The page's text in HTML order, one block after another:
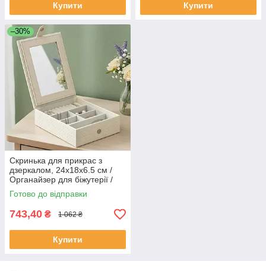
Купити Купити
–30%
Скринька для прикрас з
дзеркалом, 24x18x6.5 см /
Органайзер для біжутерії /
Шкатулка ювелірна
Готово до відправки
743,40 ₴ 1 062 ₴
Купити